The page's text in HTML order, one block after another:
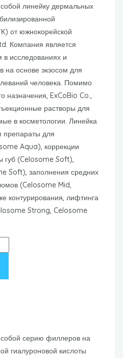
линейку дермальных
от южнокорейской
Компания является
исследованиях и
на основе экзосом для
человека. Помимо
назначения, ExCoBio Co.,
растворы для
в косметологии. Линейка
препараты для
Aqua), коррекции
(Celosome Soft),
Soft), заполнения средних
(Celosome Mid,
контурирования, лифтинга
Strong, Celosome
серию филлеров на
гиалуроновой кислоты